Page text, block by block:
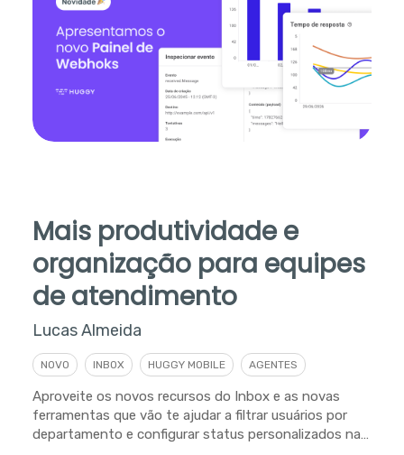
Mais produtividade e
organização para equipes
de atendimento
Lucas Almeida
NOVO INBOX HUGGY MOBILE AGENTES
Aproveite os novos recursos do Inbox e as novas
ferramentas que vão te ajudar a filtrar usuários por
departamento e configurar status personalizados na